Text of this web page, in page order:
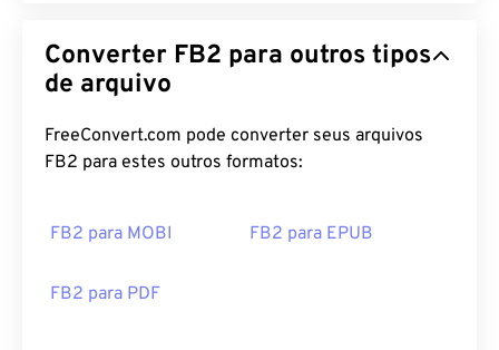
Converter FB2 para outros tipos
de arquivo
FreeConvert.com pode converter seus arquivos
FB2 para estes outros formatos:
FB2 para MOBI FB2 para EPUB
FB2 para PDF